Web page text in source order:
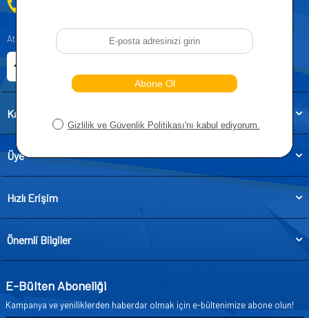
Atatürk, Kıraç Mevkii, Orhan Veli Cd. D:No:19, 34522 Esenyurt/İstanbul
Kategoriler
Üye
Hızlı Erişim
Önemli Bilgiler
E-Bülten Aboneliği
Kampanya ve yeniliklerden haberdar olmak için e-bültenimize abone olun!